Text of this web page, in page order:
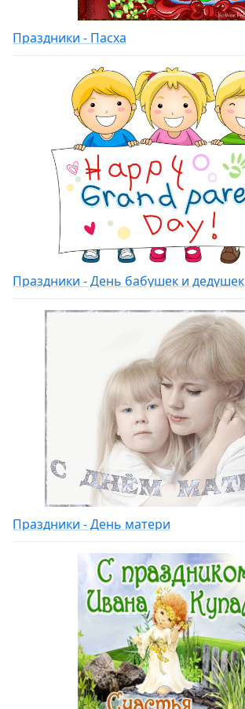
Праздники - Пасха
Праздники - День бабушек и дедушек
Праздники - День матери